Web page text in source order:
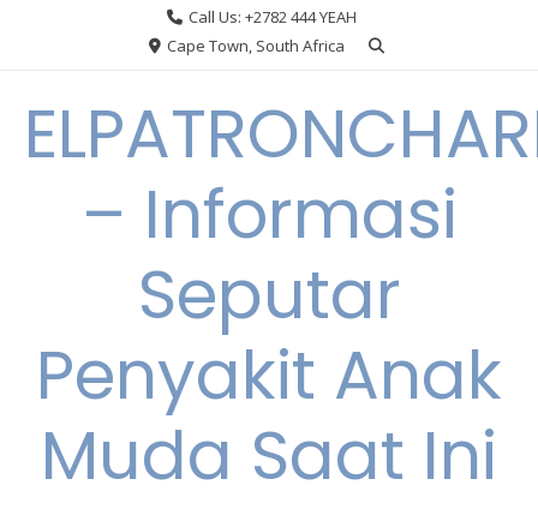
Call Us: +2782 444 YEAH
Cape Town, South Africa
– Informasi
Seputar
Penyakit Anak
Muda Saat Ini